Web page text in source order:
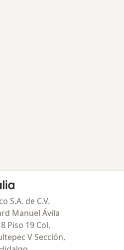
inicio
S.A. de C.V.
Manuel Ávila
Piso 19 Col.
V Sección,